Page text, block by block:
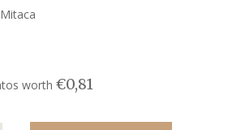
worth €0,81